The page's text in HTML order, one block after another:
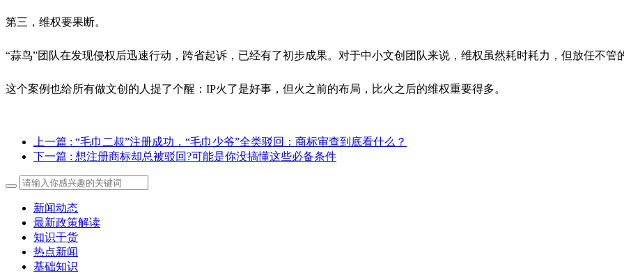
第三，维权要果断。
“蒜鸟”团队在发现侵权后迅速行动，跨省起诉，已经有了初步成果。对于中小文创团队来说，维权虽然耗时耗力，但放任不管
这个案例也给所有做文创的人提了个醒：IP火了是好事，但火之前的布局，比火之后的维权重要得多。
上一篇 : “毛巾二叔”注册成功，“毛巾少爷”全类驳回：商标审查到底看什么？
下一篇 : 想注册商标却总被驳回?可能是你没搞懂这些必备条件
新闻动态
最新政策解读
知识干货
热点新闻
基础知识